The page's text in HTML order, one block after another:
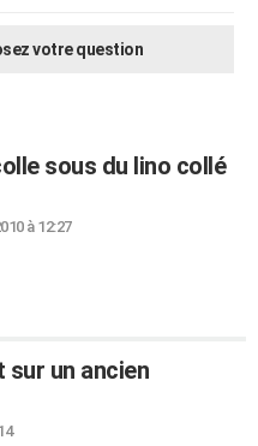
votre question
sous du lino collé
à 12:27
un ancien